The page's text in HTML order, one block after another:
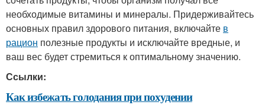
необходимые витамины и минералы. Придерживайтесь
основных правил здорового питания, включайте в
рацион полезные продукты и исключайте вредные, и
ваш вес будет стремиться к оптимальному значению.
Ссылки:
Как избежать голодания при похудении